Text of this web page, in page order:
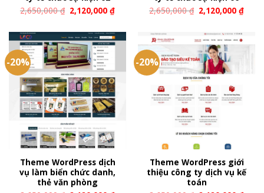
2,650,000₫ 2,120,000₫
2,650,000₫ 2,120,000₫
-20%
Theme WordPress dịch
vụ làm biển chức danh,
thẻ văn phòng
-20%
Theme WordPress giới
thiệu công ty dịch vụ kế
toán